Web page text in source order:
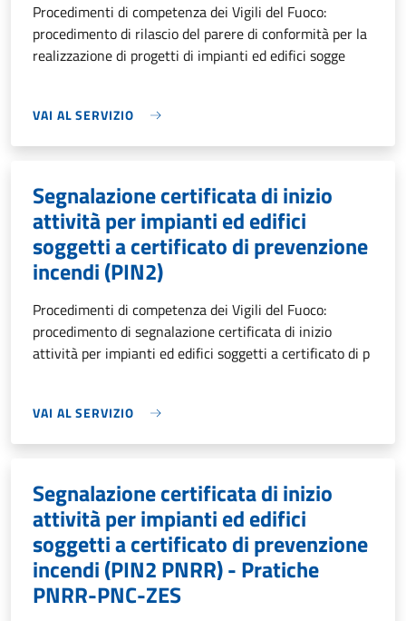
Procedimenti di competenza dei Vigili del Fuoco:
procedimento di rilascio del parere di conformità per la
realizzazione di progetti di impianti ed edifici sogge
VAI AL SERVIZIO
Segnalazione certificata di inizio
attività per impianti ed edifici
soggetti a certificato di prevenzione
incendi (PIN2)
Procedimenti di competenza dei Vigili del Fuoco:
procedimento di segnalazione certificata di inizio
attività per impianti ed edifici soggetti a certificato di p
VAI AL SERVIZIO
Segnalazione certificata di inizio
attività per impianti ed edifici
soggetti a certificato di prevenzione
incendi (PIN2 PNRR) - Pratiche
PNRR-PNC-ZES